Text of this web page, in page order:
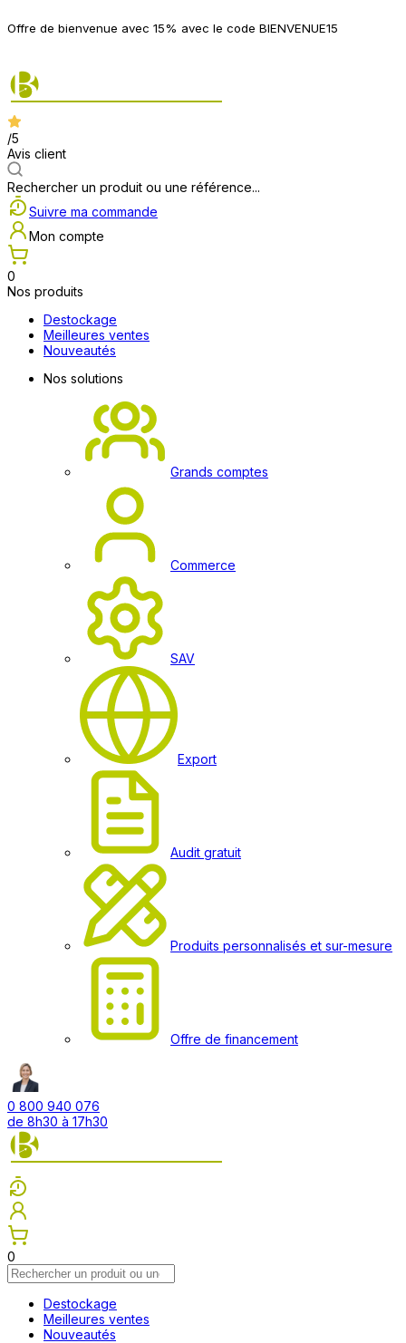
Offre de bienvenue avec 15% avec le code BIENVENUE15
/5
Avis client
Rechercher un produit ou une référence...
Suivre ma commande
Mon compte
0
Nos produits
Destockage
Meilleures ventes
Nouveautés
Nos solutions
Grands comptes
Commerce
SAV
Export
Audit gratuit
Produits personnalisés et sur-mesure
Offre de financement
0 800 940 076
de 8h30 à 17h30
0
Destockage
Meilleures ventes
Nouveautés